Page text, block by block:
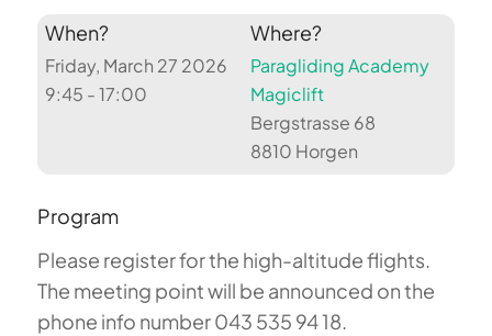
When?
Friday, March 27 2026
9:45 - 17:00
Where?
Paragliding Academy
Magiclift
Bergstrasse 68
8810 Horgen
Program
Please register for the high-altitude flights.
The meeting point will be announced on the
phone info number 043 535 94 18.